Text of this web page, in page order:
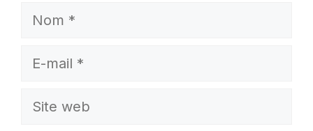
Nom
E-
Site